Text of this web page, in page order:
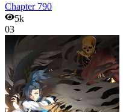
Chapter 790
5k
03